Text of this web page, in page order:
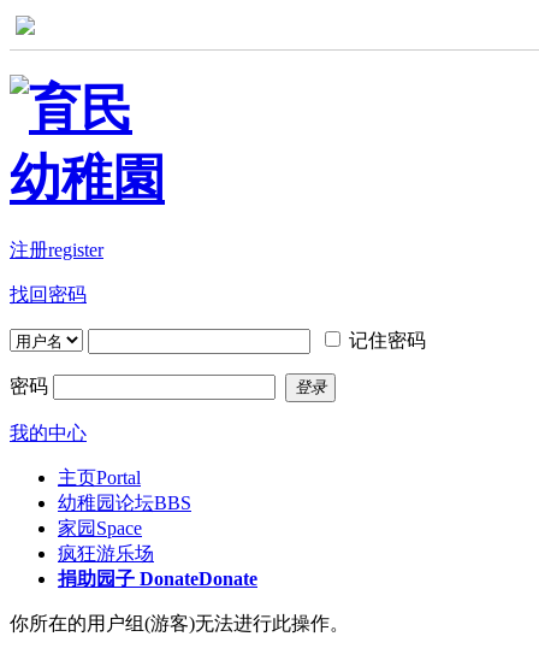
注册register
找回密码
记住密码
密码 登录
我的中心
主页Portal
幼稚园论坛BBS
家园 Space
疯狂游乐场
捐助园子 DonateDonate
你所在的用户组(游客)无法进行此操作。